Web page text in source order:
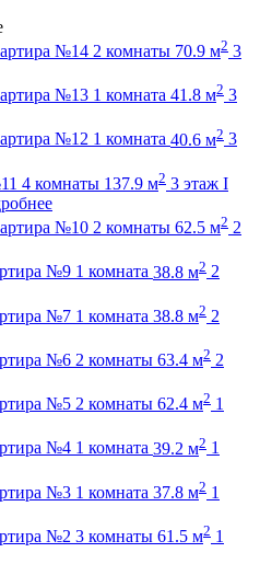
№14 2 комнаты 70.9 м2 3
№13 1 комната 41.8 м2 3
№12 1 комната 40.6 м2 3
4 комнаты 137.9 м2 3 этаж I
№10 2 комнаты 62.5 м2 2
№9 1 комната 38.8 м2 2
№7 1 комната 38.8 м2 2
№6 2 комнаты 63.4 м2 2
№5 2 комнаты 62.4 м2 1
№4 1 комната 39.2 м2 1
№3 1 комната 37.8 м2 1
№2 3 комнаты 61.5 м2 1